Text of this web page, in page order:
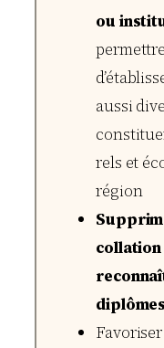
ou
aussi
rels et
région
collation